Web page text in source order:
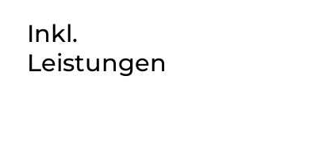
Inkl.
Leistungen